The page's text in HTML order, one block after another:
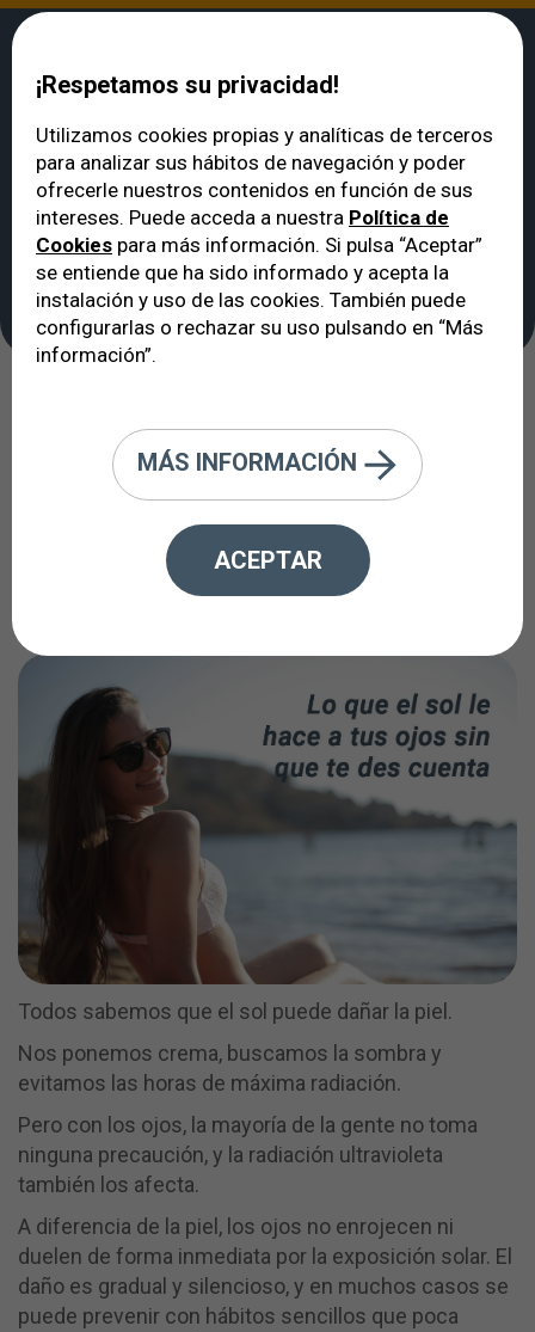
VERTE Lo que el sol le hace a tus ojos sin que te des cuenta
Lo que el sol le hace a
tus ojos sin que te des
cuenta
La mayoría de la gente no toma
ninguna precaución, y la radiación
ultravioleta también afecta a los
Todos sabemos que el sol puede dañar la piel.
Nos ponemos crema, buscamos la sombra y
evitamos las horas de máxima radiación.
Pero con los ojos, la mayoría de la gente no toma
ninguna precaución, y la radiación ultravioleta
también los afecta.
A diferencia de la piel, los ojos no enrojecen ni
duelen de forma inmediata por la exposición solar. El
daño es gradual y silencioso, y en muchos casos se
puede prevenir con hábitos sencillos que poca
¡Respetamos su privacidad!
Utilizamos cookies propias y analíticas de terceros
para analizar sus hábitos de navegación y poder
ofrecerle nuestros contenidos en función de sus
intereses. Puede acceda a nuestra Política de
Cookies para más información. Si pulsa “Aceptar”
se entiende que ha sido informado y acepta la
instalación y uso de las cookies. También puede
configurarlas o rechazar su uso pulsando en “Más
información”.
MÁS INFORMACIÓN
ACEPTAR